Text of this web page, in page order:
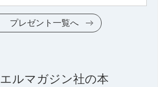
プレゼント一覧へ
エルマガジン社の本